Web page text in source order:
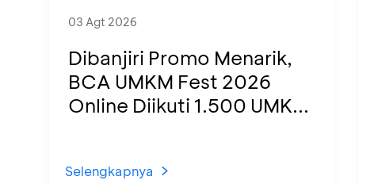
03 Agt 2026
Dibanjiri Promo Menarik,
BCA UMKM Fest 2026
Online Diikuti 1.500 UMK...
Selengkapnya